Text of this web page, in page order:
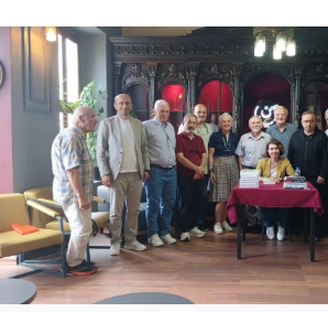
Mektup Galeri
Röportaj
Manşet
Köşe Yazıları
Karikatür Galeri